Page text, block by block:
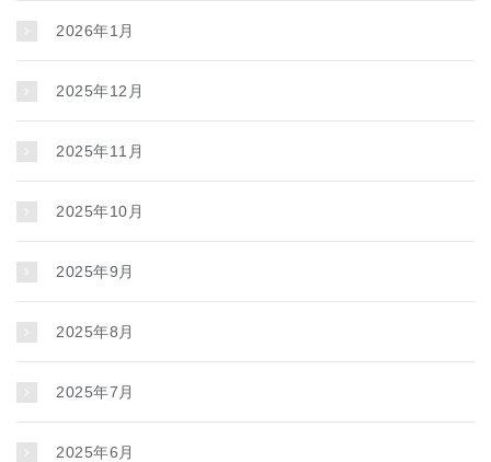
2026年1月
2025年12月
2025年11月
2025年10月
2025年9月
2025年8月
2025年7月
2025年6月